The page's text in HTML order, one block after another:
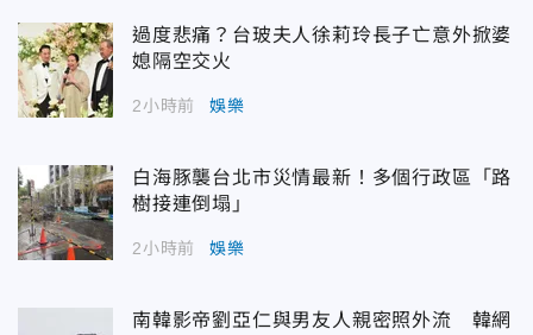
過度悲痛？台玻夫人徐莉玲長子亡意外掀婆
媳隔空交火
2小時前 娛樂
白海豚襲台北市災情最新！多個行政區「路
樹接連倒塌」
2小時前 娛樂
南韓影帝劉亞仁與男友人親密照外流 韓網